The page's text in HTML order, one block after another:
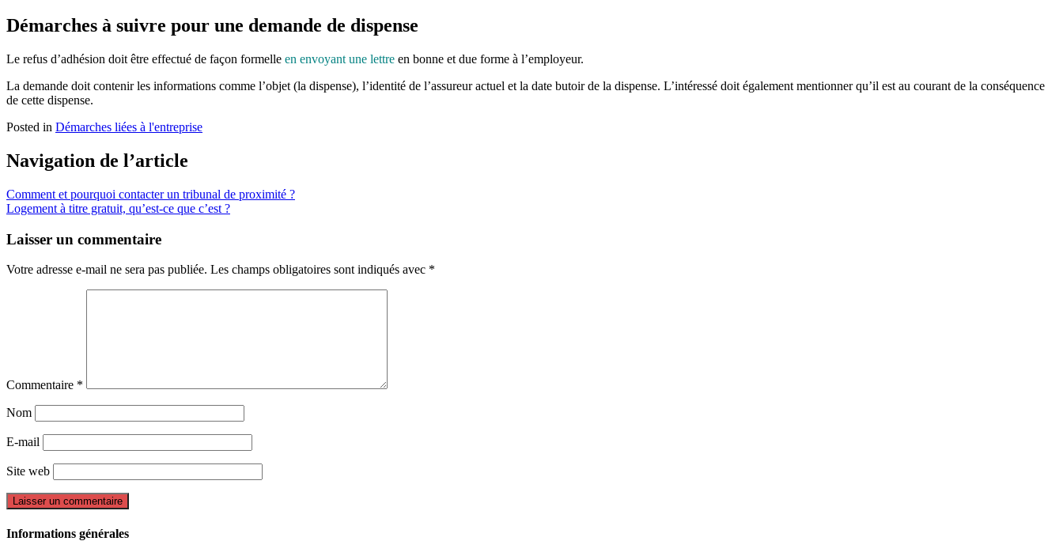
Démarches à suivre pour une demande de dispense
Le refus d’adhésion doit être effectué de façon formelle en envoyant une lettre en bonne et due forme à l’employeur.
La demande doit contenir les informations comme l’objet (la dispense), l’identité de l’assureur actuel et la date butoir de la dispense. L’intéressé doit également mentionner qu’il est au courant de la conséquence
de cette dispense.
Posted in Démarches liées à l'entreprise
Navigation de l’article
Comment et pourquoi contacter un tribunal de proximité ?
Logement à titre gratuit, qu’est-ce que c’est ?
Laisser un commentaire
Votre adresse e-mail ne sera pas publiée. Les champs obligatoires sont indiqués avec *
Commentaire *
Nom
E-mail
Site web
Informations générales